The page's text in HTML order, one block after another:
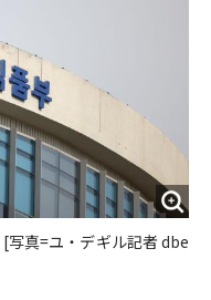
写真=ユ・デギル記者 dbe